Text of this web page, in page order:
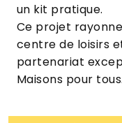
un kit pratique.
Ce projet
centre de loisirs
partenariat
Maisons pour tous.